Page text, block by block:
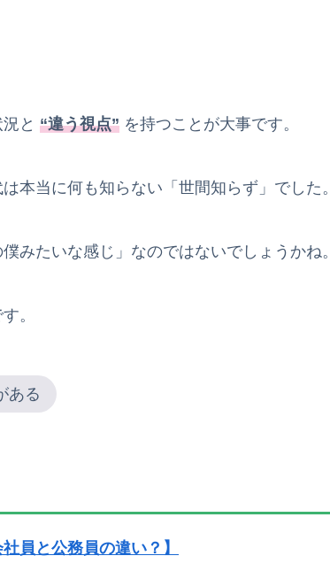
と “違う視点” を持つことが大事です。
本当に何も知らない「世間知らず」でした。
みたいな感じ」なのではないでしょうかね。
。
ある
員と公務員の違い？】